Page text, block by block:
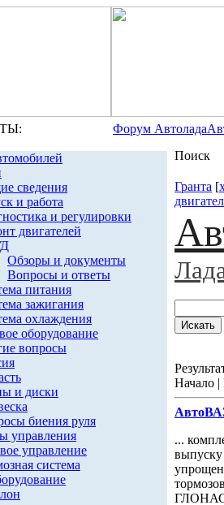
Форум Автолада
сведения
и работа
и регулировки
двигателей
Обзоры и документы
Вопросы и ответы
питания
зажигания
охлаждения
оборудование
вопросы
и диски
биения руля
управления
управление
система
Поиск
Гранта [
Начало |
...